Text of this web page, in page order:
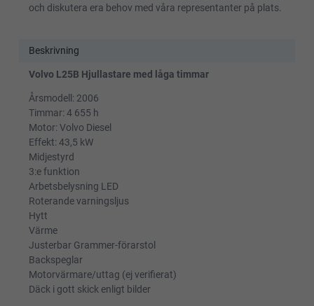
och diskutera era behov med våra representanter på plats.
Beskrivning
Volvo L25B Hjullastare med låga timmar
Årsmodell: 2006
Timmar: 4 655 h
Motor: Volvo Diesel
Effekt: 43,5 kW
Midjestyrd
3:e funktion
Arbetsbelysning LED
Roterande varningsljus
Hytt
Värme
Justerbar Grammer-förarstol
Backspeglar
Motorvärmare/uttag (ej verifierat)
Däck i gott skick enligt bilder